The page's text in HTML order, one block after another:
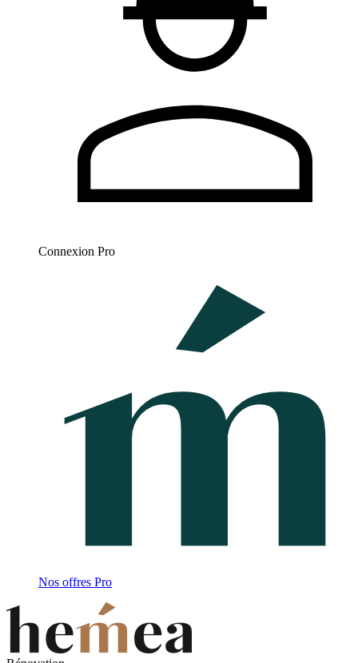
Connexion Pro
Nos offres Pro